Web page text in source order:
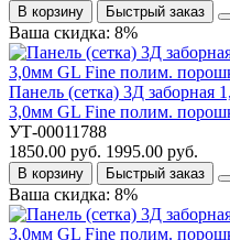
В корзину Быстрый заказ
Ваша скидка: 8%
Панель (сетка) 3Д заборная
3,0мм GL Fine полим.
УТ-00011788
1850.00 руб. 1995.00 руб.
В корзину Быстрый заказ
Ваша скидка: 8%